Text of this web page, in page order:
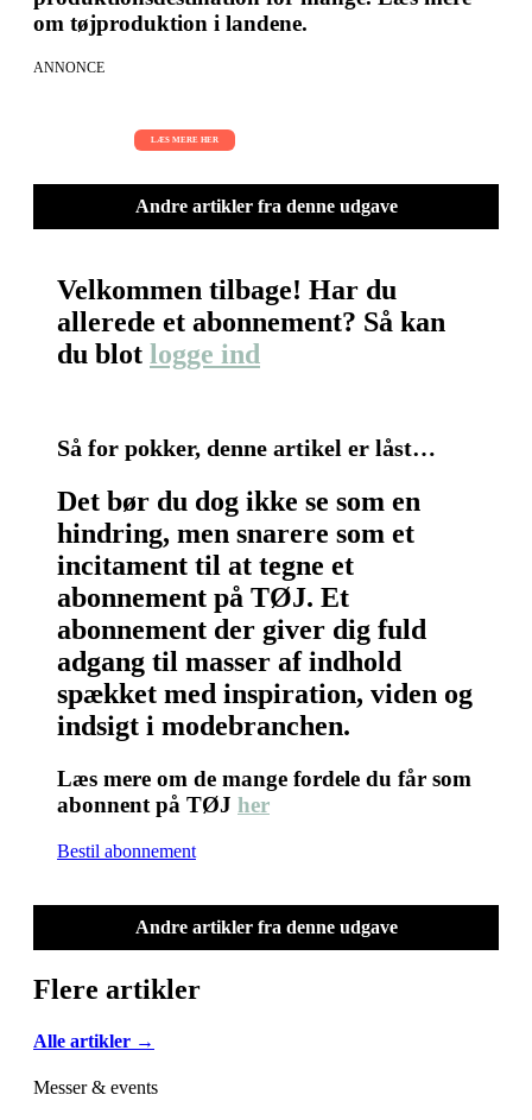
om tøjproduktion i landene.
ANNONCE
LÆS MERE HER
Andre artikler fra denne udgave
Velkommen tilbage! Har du
allerede et abonnement? Så kan
du blot logge ind
Så for pokker, denne artikel er låst…
Det bør du dog ikke se som en
hindring, men snarere som et
incitament til at tegne et
abonnement på TØJ. Et
abonnement der giver dig fuld
adgang til masser af indhold
spækket med inspiration, viden og
indsigt i modebranchen.
Læs mere om de mange fordele du får som
abonnent på TØJ her
Bestil abonnement
Andre artikler fra denne udgave
Flere artikler
Alle artikler →
Messer & events